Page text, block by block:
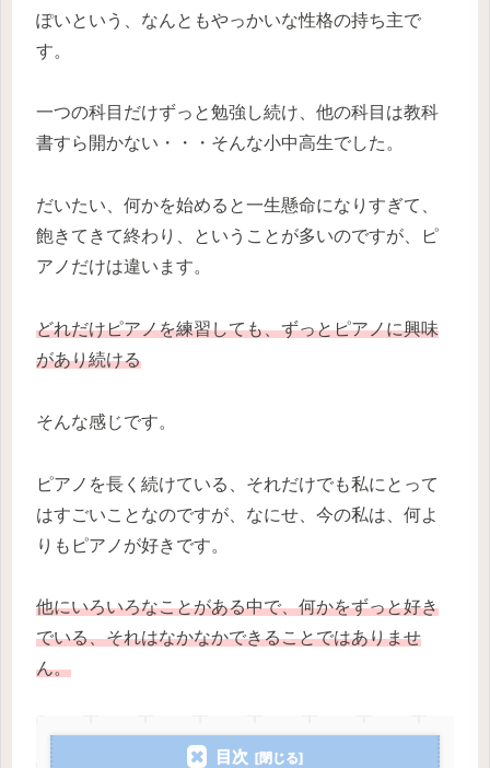
ぽいという、なんともやっかいな性格の持ち主で
す。
一つの科目だけずっと勉強し続け、他の科目は教科
書すら開かない・・・そんな小中高生でした。
だいたい、何かを始めると一生懸命になりすぎて、
飽きてきて終わり、ということが多いのですが、ピ
アノだけは違います。
どれだけピアノを練習しても、ずっとピアノに興味
があり続ける
そんな感じです。
ピアノを長く続けている、それだけでも私にとって
はすごいことなのですが、なにせ、今の私は、何よ
りもピアノが好きです。
他にいろいろなことがある中で、何かをずっと好き
でいる、それはなかなかできることではありませ
ん。
目次